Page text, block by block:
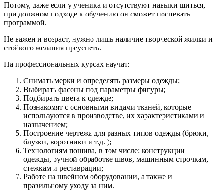
Потому, даже если у ученика и отсутствуют навыки шиться,
при должном подходе к обучению он сможет поспевать
программой.
Не важен и возраст, нужно лишь наличие творческой жилки и
стойкого желания преуспеть.
На профессиональных курсах научат:
Снимать мерки и определять размеры одежды;
Выбирать фасоны под параметры фигуры;
Подбирать цвета к одежде;
Познакомят с основными видами тканей, которые
используются в производстве, их характеристиками и
назначением;
Построение чертежа для разных типов одежды (брюки,
блузки, воротники и т.д. );
Технологиям пошива, в том числе: конструкции
одежды, ручной обработке швов, машинным строчкам,
стежкам и реставрации;
Работе на швейном оборудовании, а также и
правильному уходу за ним.